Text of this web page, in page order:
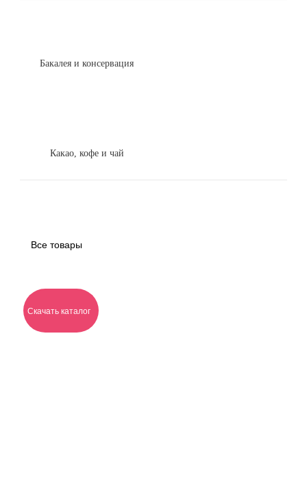
Бакалея и консервация
Какао, кофе и чай
Все товары
Скачать каталог